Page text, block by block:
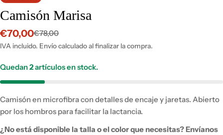
Camisón Marisa
Precio
de
€70,00
Precio
habitual
€78,00
IVA incluido. Envío calculado al finalizar la compra.
Quedan2artículos en stock.
Camisón en microfibra con detalles de encaje y jaretas. Abierto
por los hombros para facilitar la lactancia.
¿No está disponible la talla o el color que necesitas?Envíanos